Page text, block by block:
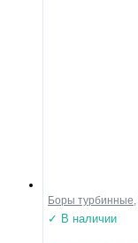
Боры турбинные,
✓ В наличии